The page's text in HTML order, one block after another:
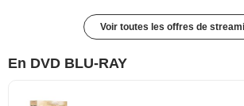
Voir toutes les offres de
En DVD BLU-RAY